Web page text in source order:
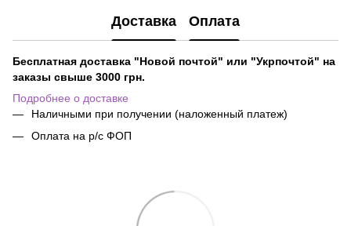
Доставка Оплата
Бесплатная доставка "Новой почтой" или "Укрпочтой" на
заказы свыше 3000 грн.
Подробнее о доставке
Наличными при получении (наложенный платеж)
Оплата на р/с ФОП